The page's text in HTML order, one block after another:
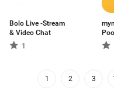
Bolo Live -Stream
& Video Chat
1
1 2 3